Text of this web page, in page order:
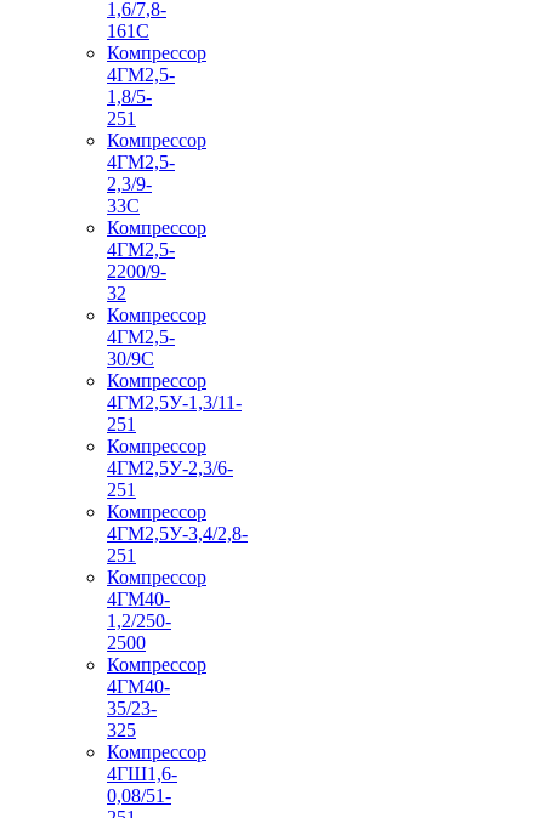
1,6/7,8-
161С
Компрессор
4ГМ2,5-
1,8/5-
251
Компрессор
4ГМ2,5-
2,3/9-
33С
Компрессор
4ГМ2,5-
2200/9-
32
Компрессор
4ГМ2,5-
30/9С
Компрессор
4ГМ2,5У-1,3/11-
251
Компрессор
4ГМ2,5У-2,3/6-
251
Компрессор
4ГМ2,5У-3,4/2,8-
251
Компрессор
4ГМ40-
1,2/250-
2500
Компрессор
4ГМ40-
35/23-
325
Компрессор
4ГШ1,6-
0,08/51-